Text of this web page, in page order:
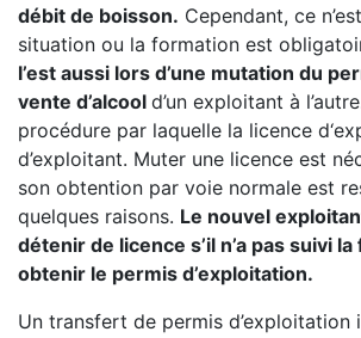
débit de boisson. Cependant, ce
situation ou la formation est
l’est aussi lors d’une mutation du
vente d’alcool d’un exploitant à
procédure par laquelle la licence
d’exploitant. Muter une licence est
son obtention par voie normale est
quelques raisons. Le nouvel
détenir de licence s’il n’a pas suivi
obtenir le permis d’exploitation.
Un transfert de permis d’exploitation